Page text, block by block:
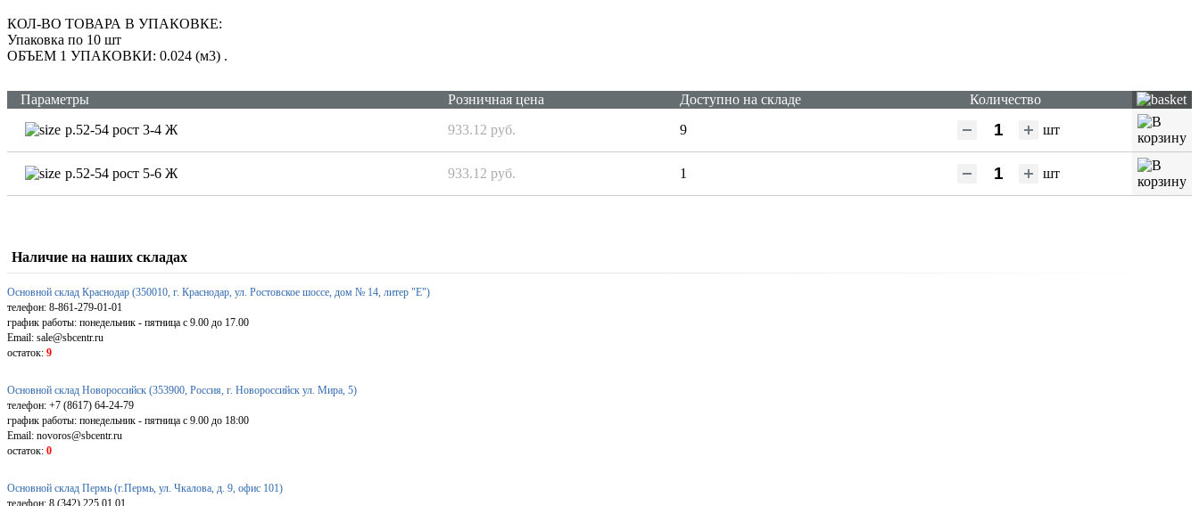
КОЛ-ВО ТОВАРА В УПАКОВКЕ:
Упаковка по 10 шт
ОБЪЕМ 1 УПАКОВКИ: 0.024 (м3) .
Параметры Розничная цена Доступно на складе
Количество
р.52-54 рост 3-4 Ж
933.12 руб. 9 шт
р.52-54 рост 5-6 Ж 933.12 руб. 1 шт
Наличие на наших складах
Основной склад Краснодар (350010, г. Краснодар, ул. Ростовское шоссе, дом № 14, литер "Е")
телефон: 8-861-279-01-01
график работы: понедельник - пятница с 9.00 до 17.00
Email: sale@sbcentr.ru
остаток: 9
Основной склад Новороссийск (353900, Россия, г. Новороссийск ул. Мира, 5)
телефон: +7 (8617) 64-24-79
график работы: понедельник - пятница с 9.00 до 18:00
Email: novoros@sbcentr.ru
остаток: 0
Основной склад Пермь (г.Пермь, ул. Чкалова, д. 9, офис 101)
телефон: 8 (342) 225 01 01